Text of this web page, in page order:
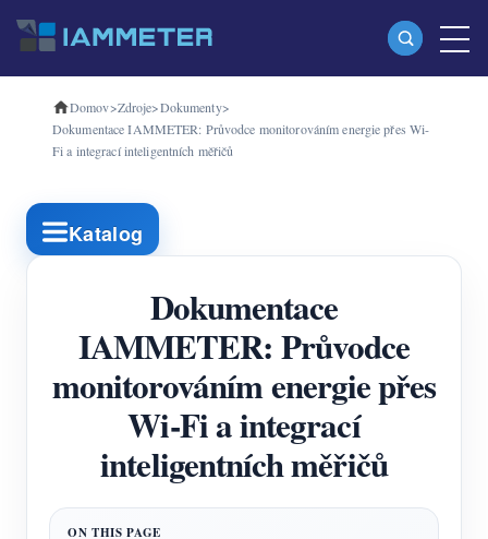
produkty
Jednofázový Wi-Fi měřič energie (WEM3080)
Třífázový Wi-Fi měřič energie (WEM3080T)
Třífázový Wi-Fi měřič energie (WEM3046T)
WiFi Power Controller
IAMMETER Cloud Pro
Samoobslužná hostingová služba
Nabíječka EV
Domov>Zdroje>Dokumenty>
Dokumentace IAMMETER: Průvodce monitorováním energie přes Wi-
Fi a integrací inteligentních měřičů
Katalog
Dokumentace
IAMMETER: Průvodce
monitorováním energie přes
Wi-Fi a integrací
inteligentních měřičů